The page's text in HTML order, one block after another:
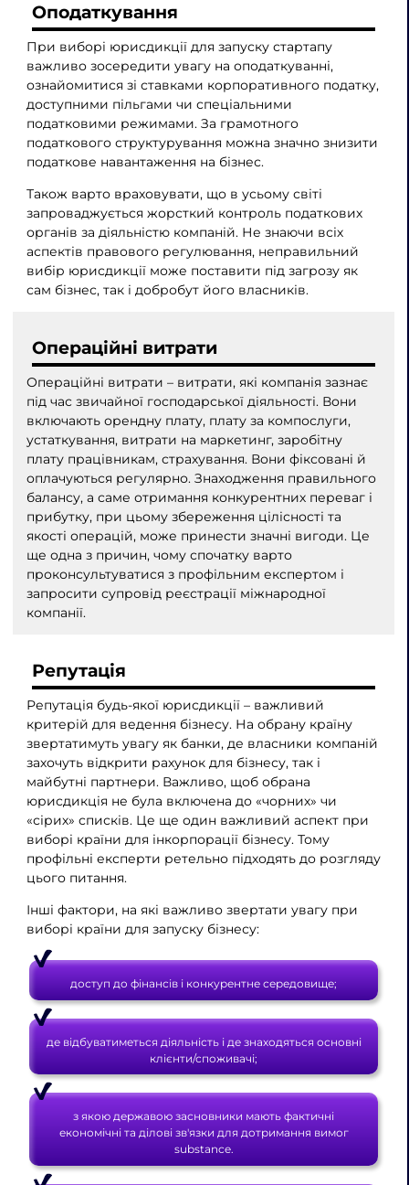
Оподаткування
При виборі юрисдикції для запуску стартапу
важливо зосередити увагу на оподаткуванні,
ознайомитися зі ставками корпоративного податку,
доступними пільгами чи спеціальними
податковими режимами. За грамотного
податкового структурування можна значно знизити
податкове навантаження на бізнес.
Також варто враховувати, що в усьому світі
запроваджується жорсткий контроль податкових
органів за діяльністю компаній. Не знаючи всіх
аспектів правового регулювання, неправильний
вибір юрисдикції може поставити під загрозу як
сам бізнес, так і добробут його власників.
Операційні витрати
Операційні витрати – витрати, які компанія зазнає
під час звичайної господарської діяльності. Вони
включають орендну плату, плату за компослуги,
устаткування, витрати на маркетинг, заробітну
плату працівникам, страхування. Вони фіксовані й
оплачуються регулярно. Знаходження правильного
балансу, а саме отримання конкурентних переваг і
прибутку, при цьому збереження цілісності та
якості операцій, може принести значні вигоди. Це
ще одна з причин, чому спочатку варто
проконсультуватися з профільним експертом і
запросити супровід реєстрації міжнародної
компанії.
Репутація
Репутація будь-якої юрисдикції – важливий
критерій для ведення бізнесу. На обрану країну
звертатимуть увагу як банки, де власники компаній
захочуть відкрити рахунок для бізнесу, так і
майбутні партнери. Важливо, щоб обрана
юрисдикція не була включена до «чорних» чи
«сірих» списків. Це ще один важливий аспект при
виборі країни для інкорпорації бізнесу. Тому
профільні експерти ретельно підходять до розгляду
цього питання.
Інші фактори, на які важливо звертати увагу при
виборі країни для запуску бізнесу:
доступ до фінансів і конкурентне середовище;
де відбуватиметься діяльність і де знаходяться основні
клієнти/споживачі;
з якою державою засновники мають фактичні
економічні та ділові зв'язки для дотримання вимог
substance.